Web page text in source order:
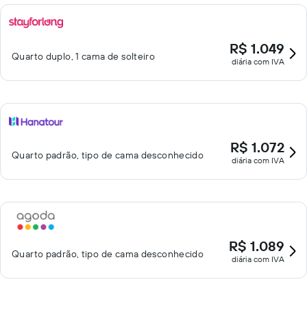
Quarto duplo, 1 cama de solteiro R$ 1.049
diária com IVA
Quarto padrão, tipo de cama desconhecido R$ 1.072
diária com IVA
Quarto padrão, tipo de cama desconhecido R$ 1.089
diária com IVA